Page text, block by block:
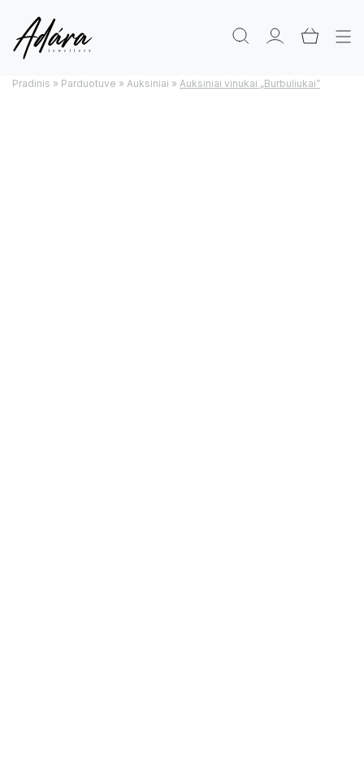
Pradinis » Parduotuve » Auksiniai » Auksiniai vinukai „Burbuliukai”